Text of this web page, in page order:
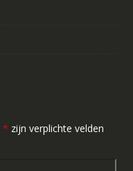
* zijn verplichte velden